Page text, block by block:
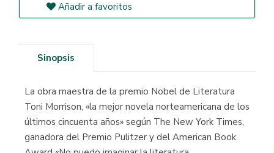
Añadir a favoritos
Sinopsis
La obra maestra de la premio Nobel de Literatura
Toni Morrison, «la mejor novela norteamericana de los
últimos cincuenta años» según The New York Times,
ganadora del Premio Pulitzer y del American Book